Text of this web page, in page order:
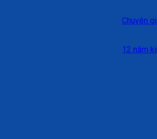
Chuyên
12 năm